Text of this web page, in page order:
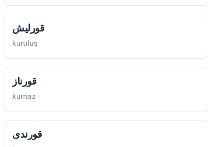
قورليش
kuruluş
قورناز
kurnaz
قورندی